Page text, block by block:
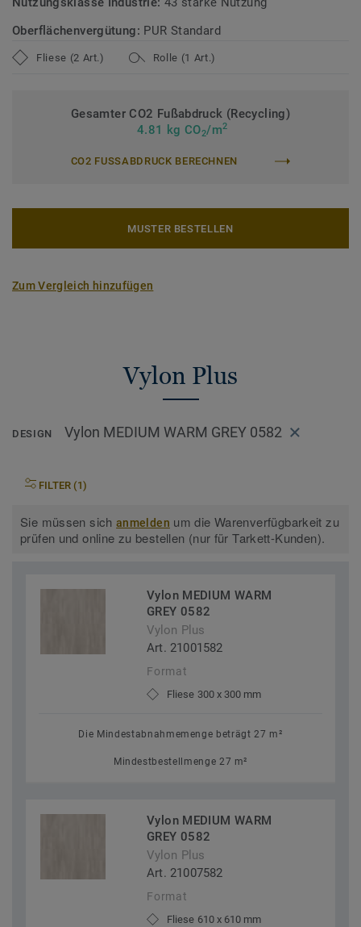
Oberflächenvergütung: PUR Standard
Fliese (2 Art.) Rolle (1 Art.)
Gesamter CO2 Fußabdruck (Recycling)
4.81 kg CO2/m2
CO2 FUSSABDRUCK BERECHNEN
MUSTER BESTELLEN
Zum Vergleich hinzufügen
Vylon Plus
DESIGN Vylon MEDIUM WARM GREY 0582
FILTER (1)
Sie müssen sichanmelden um die Warenverfügbarkeit zu
prüfen und online zu bestellen (nur für Tarkett-Kunden).
Vylon MEDIUM WARM
GREY 0582
Vylon Plus
Art. 21001582
Format
Fliese 300 x 300 mm
Die Mindestabnahmemenge beträgt 27 m²
Mindestbestellmenge 27 m²
Vylon MEDIUM WARM
GREY 0582
Vylon Plus
Art. 21007582
Format
Fliese 610 x 610 mm